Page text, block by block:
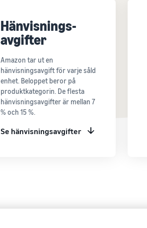
Hänvisnings-
avgifter
Amazon tar ut en
hänvisningsavgift för varje såld
enhet. Beloppet beror på
produktkategorin. De flesta
hänvisningsavgifter är mellan 7
% och 15 %.
Se hänvisningsavgifter